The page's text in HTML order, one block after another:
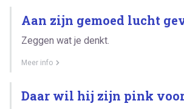
Aan zijn gemoed lucht
Zeggen wat je denkt.
Meer info
Daar wil hij zijn pink